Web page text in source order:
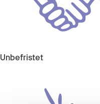
Unbefristet